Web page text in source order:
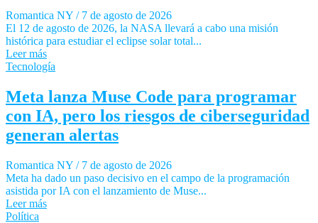
Romantica NY / 7 de agosto de 2026
El 12 de agosto de 2026, la NASA llevará a cabo una misión
histórica para estudiar el eclipse solar total...
Leer más
Tecnología
Meta lanza Muse Code para programar
con IA, pero los riesgos de ciberseguridad
generan alertas
Romantica NY / 7 de agosto de 2026
Meta ha dado un paso decisivo en el campo de la programación
asistida por IA con el lanzamiento de Muse...
Leer más
Política